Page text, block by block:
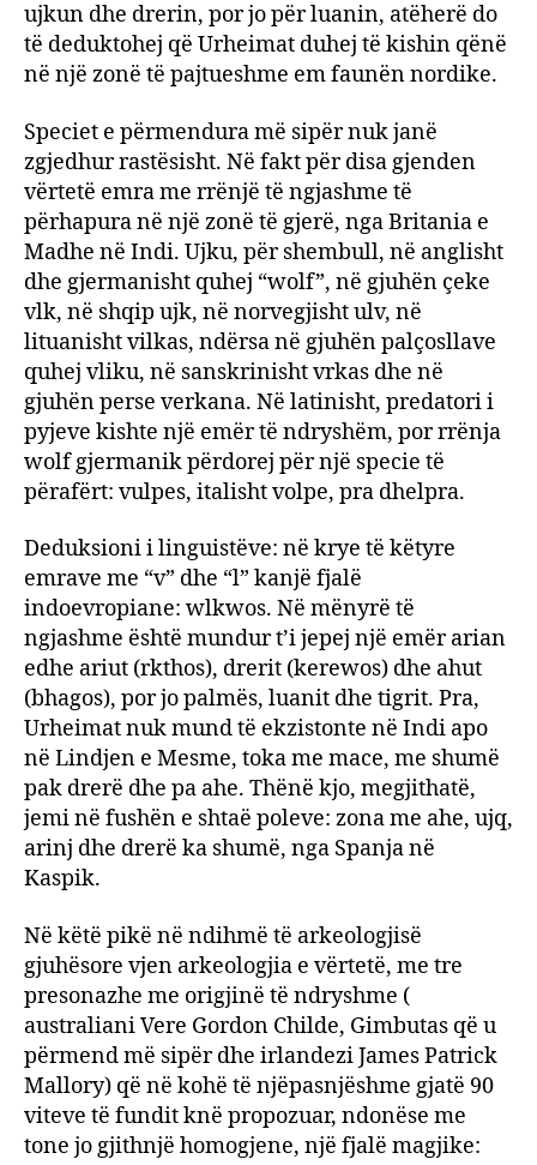
ujkun dhe drerin, por jo për luanin, atëherë do
të deduktohej që Urheimat duhej të kishin qënë
në një zonë të pajtueshme em faunën nordike.
Speciet e përmendura më sipër nuk janë
zgjedhur rastësisht. Në fakt për disa gjenden
vërtetë emra me rrënjë të ngjashme të
përhapura në një zonë të gjerë, nga Britania e
Madhe në Indi. Ujku, për shembull, në anglisht
dhe gjermanisht quhej “wolf”, në gjuhën çeke
vlk, në shqip ujk, në norvegjisht ulv, në
lituanisht vilkas, ndërsa në gjuhën palçosllave
quhej vliku, në sanskrinisht vrkas dhe në
gjuhën perse verkana. Në latinisht, predatori i
pyjeve kishte një emër të ndryshëm, por rrënja
wolf gjermanik përdorej për një specie të
përafërt: vulpes, italisht volpe, pra dhelpra.
Deduksioni i linguistëve: në krye të këtyre
emrave me “v” dhe “l” kanjë fjalë
indoevropiane: wlkwos. Në mënyrë të
ngjashme është mundur t’i jepej një emër arian
edhe ariut (rkthos), drerit (kerewos) dhe ahut
(bhagos), por jo palmës, luanit dhe tigrit. Pra,
Urheimat nuk mund të ekzistonte në Indi apo
në Lindjen e Mesme, toka me mace, me shumë
pak drerë dhe pa ahe. Thënë kjo, megjithatë,
jemi në fushën e shtaë poleve: zona me ahe, ujq,
arinj dhe drerë ka shumë, nga Spanja në
Kaspik.
Në këtë pikë në ndihmë të arkeologjisë
gjuhësore vjen arkeologjia e vërtetë, me tre
presonazhe me origjinë të ndryshme (
australiani Vere Gordon Childe, Gimbutas që u
përmend më sipër dhe irlandezi James Patrick
Mallory) që në kohë të njëpasnjëshme gjatë 90
viteve të fundit knë propozuar, ndonëse me
tone jo gjithnjë homogjene, një fjalë magjike: